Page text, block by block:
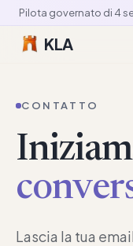
KLA
CONTATTO
Lascia la tua